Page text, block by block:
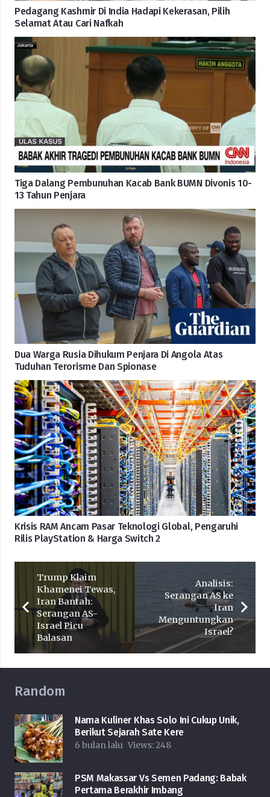
Pedagang Kashmir Di India Hadapi Kekerasan, Pilih
Selamat Atau Cari Nafkah
Tiga Dalang Pembunuhan Kacab Bank BUMN Divonis 10-
13 Tahun Penjara
Dua Warga Rusia Dihukum Penjara Di Angola Atas
Tuduhan Terorisme Dan Spionase
Krisis RAM Ancam Pasar Teknologi Global, Pengaruhi
Rilis PlayStation & Harga Switch 2
Trump Klaim
Khamenei Tewas,
Iran Bantah:
Serangan AS-
Israel Picu
Balasan
Analisis:
Serangan AS ke
Iran
Menguntungkan
Israel?
Random
Nama Kuliner Khas Solo Ini Cukup Unik,
Berikut Sejarah Sate Kere
6 bulan lalu Views:248
PSM Makassar Vs Semen Padang: Babak
Pertama Berakhir Imbang